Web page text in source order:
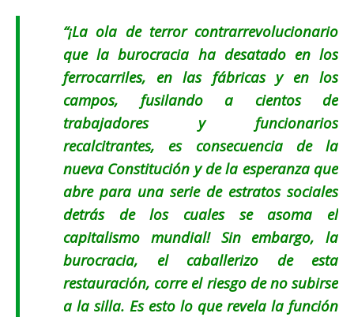
“¡La ola de terror contrarrevolucionario
que la burocracia ha desatado en los
ferrocarriles, en las fábricas y en los
campos, fusilando a cientos de
trabajadores y funcionarios
recalcitrantes, es consecuencia de la
nueva Constitución y de la esperanza que
abre para una serie de estratos sociales
detrás de los cuales se asoma el
capitalismo mundial! Sin embargo, la
burocracia, el caballerizo de esta
restauración, corre el riesgo de no subirse
a la silla. Es esto lo que revela la función